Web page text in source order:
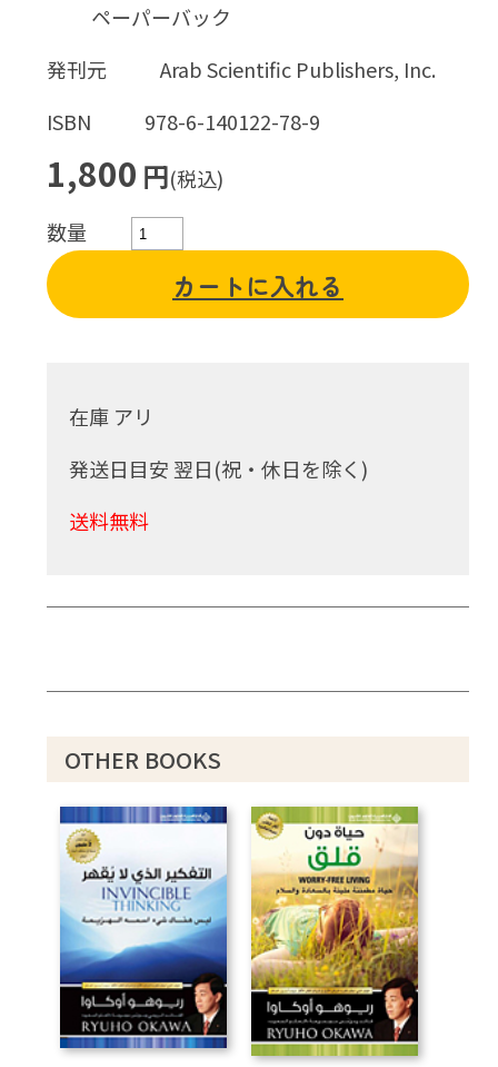
ペーパーバック
発刊元
Arab Scientific Publishers, Inc.
ISBN
978-6-140122-78-9
1,800 円(税込)
数量
カートに入れる
在庫 アリ
発送日目安 翌日(祝・休日を除く)
送料無料
OTHER BOOKS